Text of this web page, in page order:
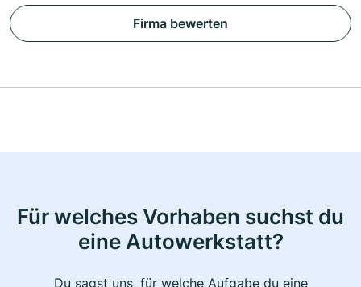
Firma bewerten
Für welches Vorhaben suchst du
eine Autowerkstatt?
Du sagst uns, für welche Aufgabe du eine